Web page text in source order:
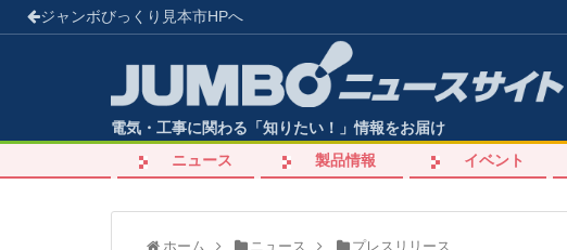
ジャンボびっくり見本市HPへ
電気・工事に関わる「知りたい！」情報をお届け
ニュース
製品情報 イベント
ホーム ニュース プレスリリース